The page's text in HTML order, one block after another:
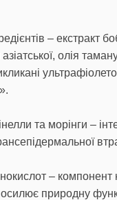
– екстракт
олія
та морінги –
–
природну